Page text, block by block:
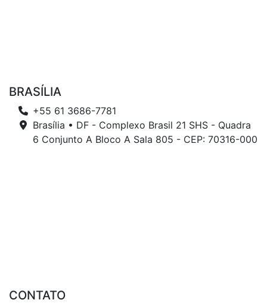
BRASÍLIA
+55 61 3686-7781
Brasília • DF - Complexo Brasil 21 SHS - Quadra
6 Conjunto A Bloco A Sala 805 - CEP: 70316-000
CONTATO